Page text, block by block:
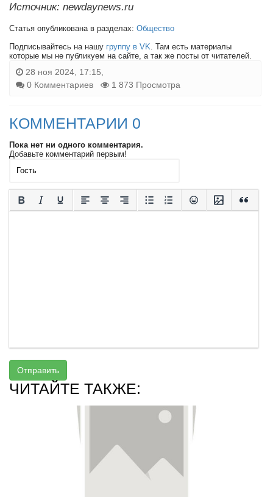
Источник: newdaynews.ru
Статья опубликована в разделах: Общество
Подписывайтесь на нашу группу в VK . Там есть материалы
которые мы не публикуем на сайте, а так же посты от читателей.
28 ноя 2024, 17:15,
0 Комментариев
1 873 Просмотра
КОММЕНТАРИИ 0
Пока нет ни одного комментария.
Добавьте комментарий первым!
Отправить
ЧИТАЙТЕ ТАКЖЕ: